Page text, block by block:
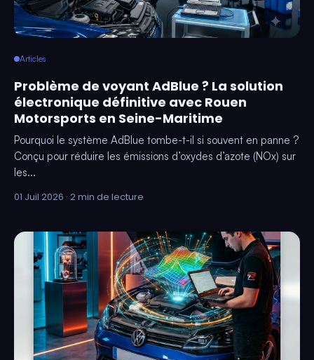
Articles
Problème de voyant AdBlue ? La solution
électronique définitive avec Rouen
Motorsports en Seine-Maritime
Pourquoi le système AdBlue tombe-t-il si souvent en panne ?
Conçu pour réduire les émissions d’oxydes d’azote (NOx) sur
les...
01 Juil 2026 · 2 min de lecture